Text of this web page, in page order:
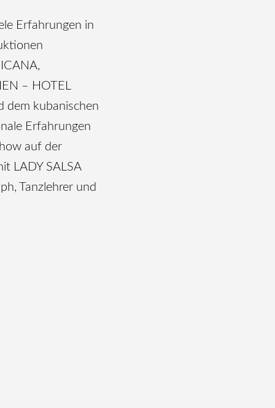
Erfahrungen in
– HOTEL
dem kubanischen
Erfahrungen
auf der
LADY SALSA
Tanzlehrer und